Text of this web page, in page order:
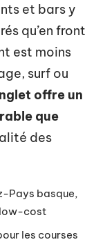
et bars y
qu’en front
est moins
surf ou
offre un
que
des
Pays basque,
low-cost
les courses